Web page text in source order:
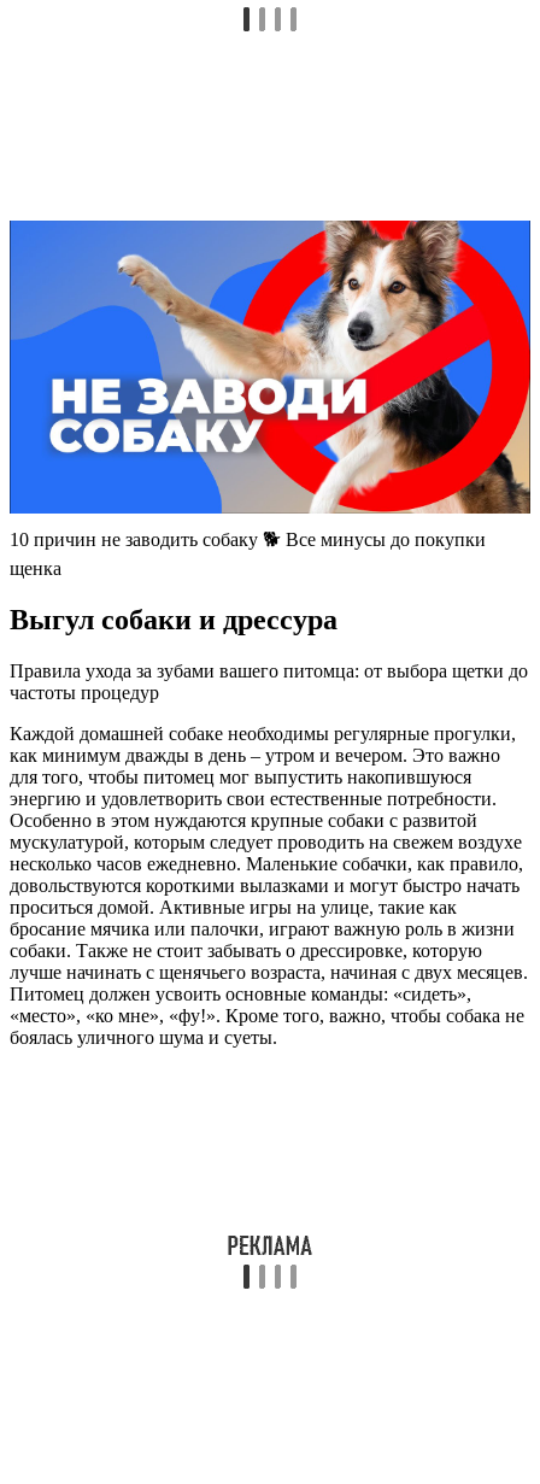
10 причин не заводить собаку 🐕 Все минусы до покупки
щенка
Выгул собаки и дрессура
Правила ухода за зубами вашего питомца: от выбора щетки до
частоты процедур
Каждой домашней собаке необходимы регулярные прогулки,
как минимум дважды в день – утром и вечером. Это важно
для того, чтобы питомец мог выпустить накопившуюся
энергию и удовлетворить свои естественные потребности.
Особенно в этом нуждаются крупные собаки с развитой
мускулатурой, которым следует проводить на свежем воздухе
несколько часов ежедневно. Маленькие собачки, как правило,
довольствуются короткими вылазками и могут быстро начать
проситься домой. Активные игры на улице, такие как
бросание мячика или палочки, играют важную роль в жизни
собаки. Также не стоит забывать о дрессировке, которую
лучше начинать с щенячьего возраста, начиная с двух месяцев.
Питомец должен усвоить основные команды: «сидеть»,
«место», «ко мне», «фу!». Кроме того, важно, чтобы собака не
боялась уличного шума и суеты.